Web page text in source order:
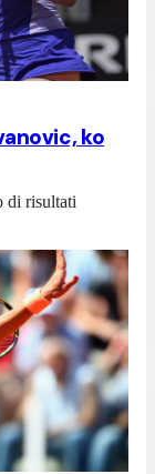
ko
di risultati